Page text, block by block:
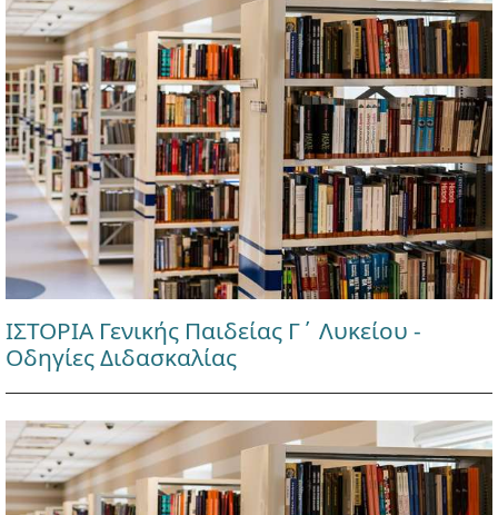
ΙΣΤΟΡΙΑ Γενικής Παιδείας Γ΄ Λυκείου -
Οδηγίες Διδασκαλίας